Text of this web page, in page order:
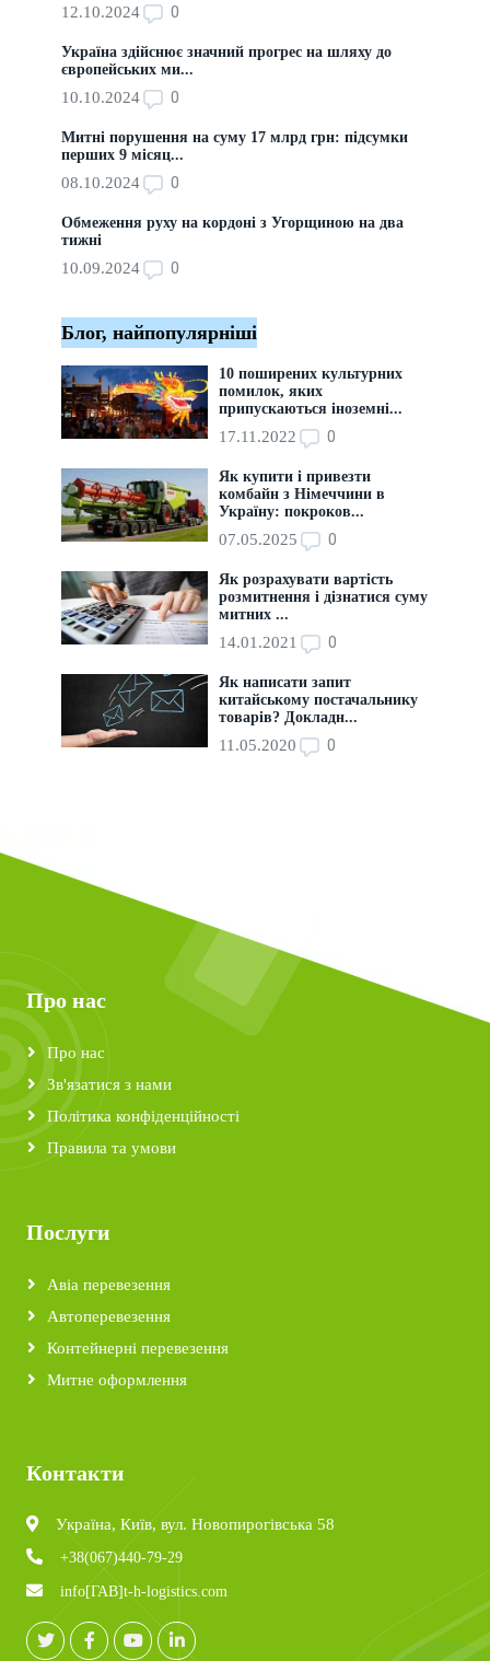
12.10.2024 0
Україна здійснює значний прогрес на шляху до
європейських ми...
10.10.2024 0
Митні порушення на суму 17 млрд грн: підсумки
перших 9 місяц...
08.10.2024 0
Обмеження руху на кордоні з Угорщиною на два
тижні
10.09.2024 0
Блог, найпопулярніші
10 поширених культурних
помилок, яких
припускаються іноземні...
17.11.2022 0
Як купити і привезти
комбайн з Німеччини в
Україну: покроков...
07.05.2025 0
Як розрахувати вартість
розмитнення і дізнатися суму
митних ...
14.01.2021 0
Як написати запит
китайському постачальнику
товарів? Докладн...
11.05.2020 0
Про нас
Про нас
Зв'язатися з нами
Політика конфіденційності
Правила та умови
Послуги
Авіа перевезення
Автоперевезення
Контейнерні перевезення
Митне оформлення
Контакти
Україна, Київ, вул. Новопирогівська 58
+38(067)440-79-29
info[ГАВ]t-h-logistics.com